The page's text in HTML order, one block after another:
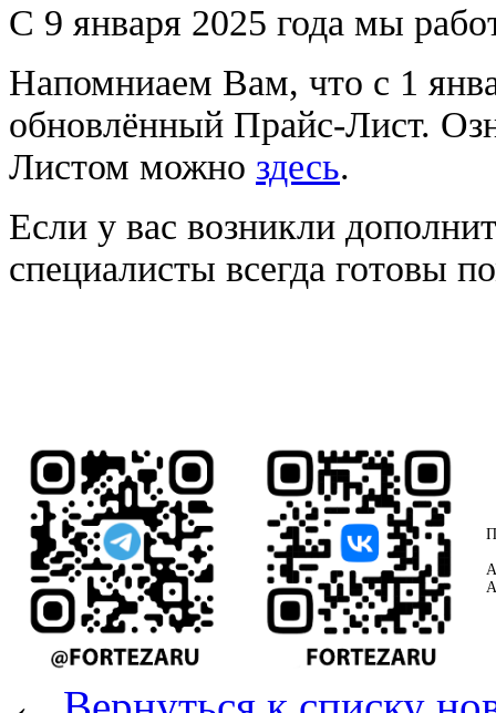
С 9 января 2025 года мы
Напомниаем Вам, что с 1
обновлённый Прайс-Лист.
Листом можно здесь.
Если у вас возникли
специалисты всегда готовы